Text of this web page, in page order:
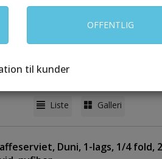
Liste Galleri
Duni, 1-lags, 1/4 fold,
OFFENTLIG
til kunder